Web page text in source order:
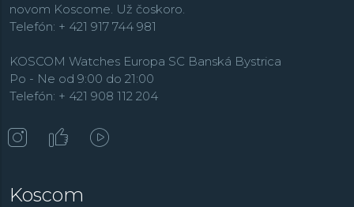
novom Koscome. Už čoskoro.
Telefón: + 421 917 744 981
KOSCOM Watches Europa SC Banská Bystrica
Po - Ne od 9:00 do 21:00
Telefón: + 421 908 112 204
Koscom